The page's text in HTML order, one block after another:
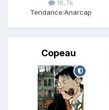
16,7k
Tendance:Anarcap
Copeau